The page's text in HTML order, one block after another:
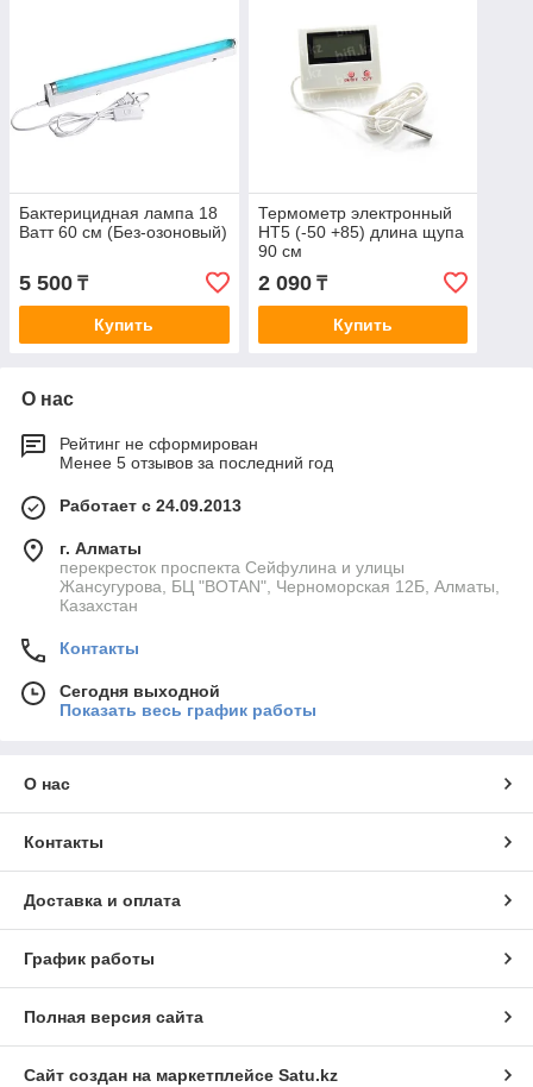
Бактерицидная лампа 18
Ватт 60 см (Без-озоновый)
5 500 ₸
Купить
Термометр электронный
НТ5 (-50 +85) длина щупа
90 см
2 090₸
Купить
О нас
Рейтинг не сформирован
Менее 5 отзывов за последний год
Работает с 24.09.2013
г. Алматы
перекресток проспекта Сейфулина и улицы
Жансугурова, БЦ "BOTAN", Черноморская 12Б, Алматы,
Казахстан
Контакты
Сегодня выходной
Показать весь график работы
О нас
Контакты
Доставка и оплата
График работы
Полная версия сайта
Сайт создан на маркетплейсе Satu.kz